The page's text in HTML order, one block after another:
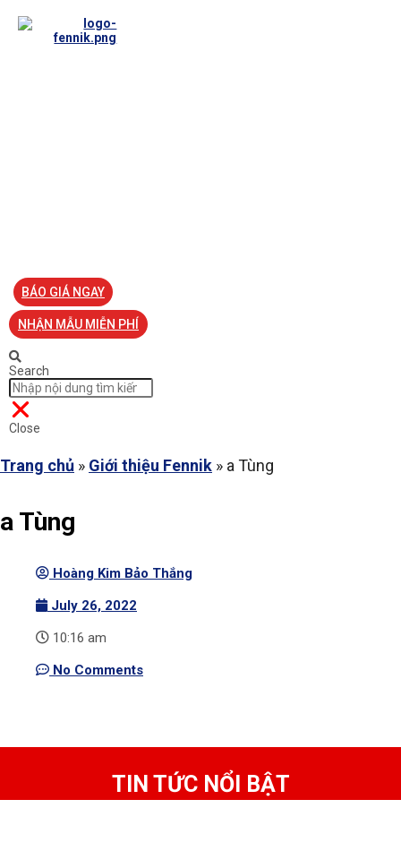
BÁO GIÁ NGAY
NHẬN MẪU MIỄN PHÍ
Search
Close
Trang chủ » Giới thiệu Fennik » a Tùng
a Tùng
Hoàng Kim Bảo Thắng
July 26, 2022
10:16 am
No Comments
TIN TỨC NỔI BẬT